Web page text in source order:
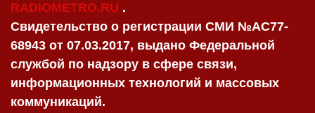
RADIOMETRO.RU .
Свидетельство о регистрации СМИ №AC77-
68943 от 07.03.2017, выдано Федеральной
службой по надзору в сфере связи,
информационных технологий и массовых
коммуникаций.